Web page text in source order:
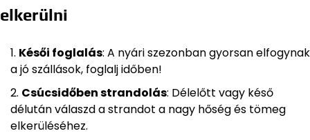
elkerülni
Késői foglalás: A nyári szezonban gyorsan elfogynak
a jó szállások, foglalj időben!
Csúcsidőben strandolás: Délelőtt vagy késő
délután válaszd a strandot a nagy hőség és tömeg
elkerüléséhez.